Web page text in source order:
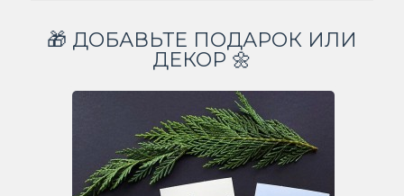
🎁 ДОБАВЬТЕ ПОДАРОК ИЛИ
ДЕКОР 🌼